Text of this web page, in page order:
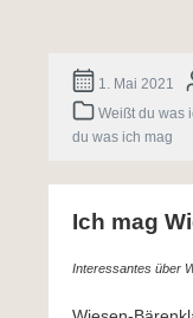
1. Mai 2021
Weißt du was
du was ich mag
Ich mag
Interessantes über